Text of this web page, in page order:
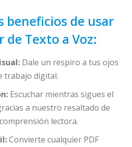
beneficios de usar
Texto a Voz:
Dale un respiro a tus ojos
trabajo digital.
Escuchar mientras sigues el
a nuestro resaltado de
lectora.
Convierte cualquier PDF